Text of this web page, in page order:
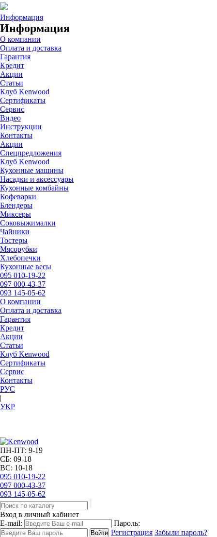
Информация
Информация
О компании
Оплата и доставка
Гарантия
Кредит
Акции
Статьи
Клуб Kenwood
Сертификаты
Сервис
Видео
Инструкции
Контакты
Акции
Спецпредложения
Клуб Kenwood
Кухонные машины
Насадки и аксессуары
Кухонные комбайны
Кофеварки
Блендеры
Миксеры
Соковыжималки
Чайники
Тостеры
Мясорубки
Хлебопечки
Кухонные весы
095 010-19-22
097 000-43-37
093 145-05-62
О компании
Оплата и доставка
Гарантия
Кредит
Акции
Статьи
Клуб Kenwood
Сертификаты
Сервис
Контакты
РУC
|
УКР
ПН-ПТ: 9-19
СБ: 09-18
ВС: 10-18
095 010-19-22
097 000-43-37
093 145-05-62
Вход в личный кабинет
E-mail:
Пароль:
Регистрация Забыли пароль?